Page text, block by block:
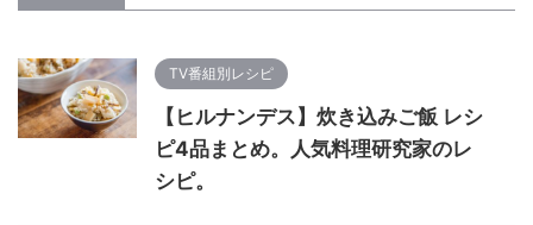
TV番組別レシピ
【ヒルナンデス】炊き込みご飯 レシ
ピ4品まとめ。人気料理研究家のレ
シピ。